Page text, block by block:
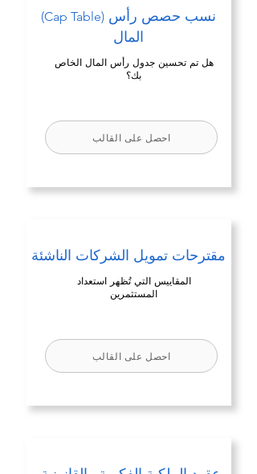
(Cap Table)
المال
هل تم تحسين جدول رأس المال الخاص
بك؟
احصل على القالب
مقترحات تمويل الشركات الناشئة
المقاييس التي تُظهر استعداد
المستثمرين
احصل على القالب